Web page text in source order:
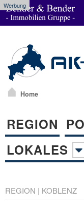
Werbung
Home
REGION
LOKALES
REGION | KOBLENZ